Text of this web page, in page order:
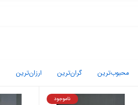
محبوب‌ترین گران‌ترین ارزان‌ترین
ناموجود